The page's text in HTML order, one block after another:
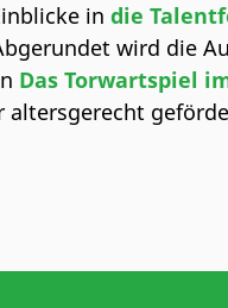
in die
wird die
Das Torwartspiel
altersgerecht